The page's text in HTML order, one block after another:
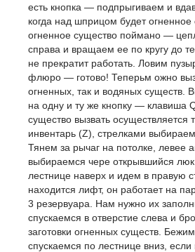
есть кнопка — подпрыгиваем и
когда над шприцом будет огненное
огненное существо поймано —
справа и вращаем ее по кругу до
не прекратит работать. Ловим
флюро — готово! Теперьм ожно
огненных, так и водяных существ.
на одну и ту же кнопку — клавиша
существо вызвать осуществляется
инвентарь (Z), стрелками
Тянем за рычаг на потолке, левее
выбираемся чере открывшийся
лестнице наверх и идем в правую
находится лифт, он работает на
3 резервуара. Нам нужно их
спускаемся в отверстие слева и
заготовки огненных существ.
спускаемся по лестнице вниз,